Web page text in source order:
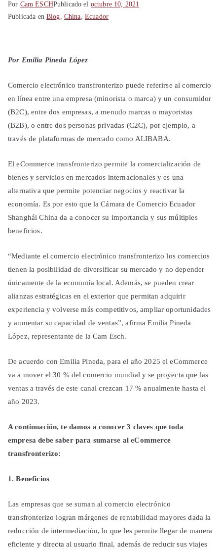
Por Cam ESCHPublicado el octubre 10, 2021
Publicada en Blog, China, Ecuador
Por Emilia Pineda López
Comercio electrónico transfronterizo puede referirse al comercio
en línea entre una empresa (minorista o marca) y un consumidor
(B2C), entre dos empresas, a menudo marcas o mayoristas
(B2B), o entre dos personas privadas (C2C), por ejemplo, a
través de plataformas de mercado como ALIBABA.
El eCommerce transfronterizo permite la comercialización de
bienes y servicios en mercados internacionales y es una
alternativa que permite potenciar negocios y reactivar la
economía. Es por esto que la Cámara de Comercio Ecuador
Shanghái China da a conocer su importancia y sus múltiples
beneficios.
“Mediante el comercio electrónico transfronterizo los comercios
tienen la posibilidad de diversificar su mercado y no depender
únicamente de la economía local. Además, se pueden crear
alianzas estratégicas en el exterior que permitan adquirir
experiencia y volverse más competitivos, ampliar oportunidades
y aumentar su capacidad de ventas”, afirma Emilia Pineda
López, representante de la Cam Esch.
De acuerdo con Emilia Pineda, para el año 2025 el eCommerce
va a mover el 30 % del comercio mundial y se proyecta que las
ventas a través de este canal crezcan 17 % anualmente hasta el
año 2023.
A continuación, te damos a conocer 3 claves que toda
empresa debe saber para sumarse al eCommerce
transfronterizo:
1. Beneficios
Las empresas que se suman al comercio electrónico
transfronterizo logran márgenes de rentabilidad mayores dada la
reducción de intermediación, lo que les permite llegar de manera
eficiente y directa al usuario final, además de reducir sus viajes